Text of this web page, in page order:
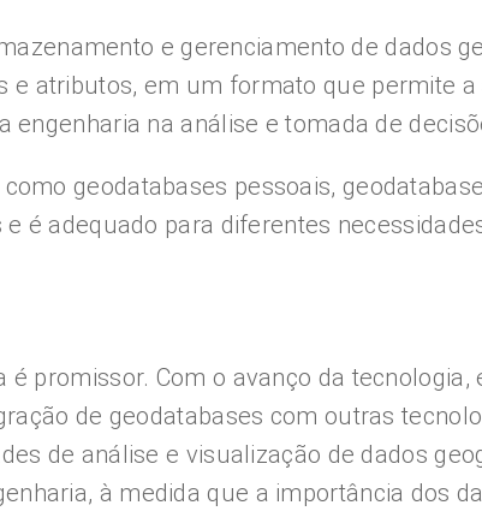
e gerenciamento de dados
atributos, em um formato que permite
na análise e tomada de
geodatabases pessoais,
é adequado para diferentes
promissor. Com o avanço da
de geodatabases com outras
de análise e visualização de dados
à medida que a importância dos